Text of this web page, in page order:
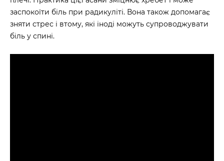
заспокоїти біль при радикуліті. Вона також допомагає
зняти стрес і втому, які іноді можуть супроводжувати
біль у спині.